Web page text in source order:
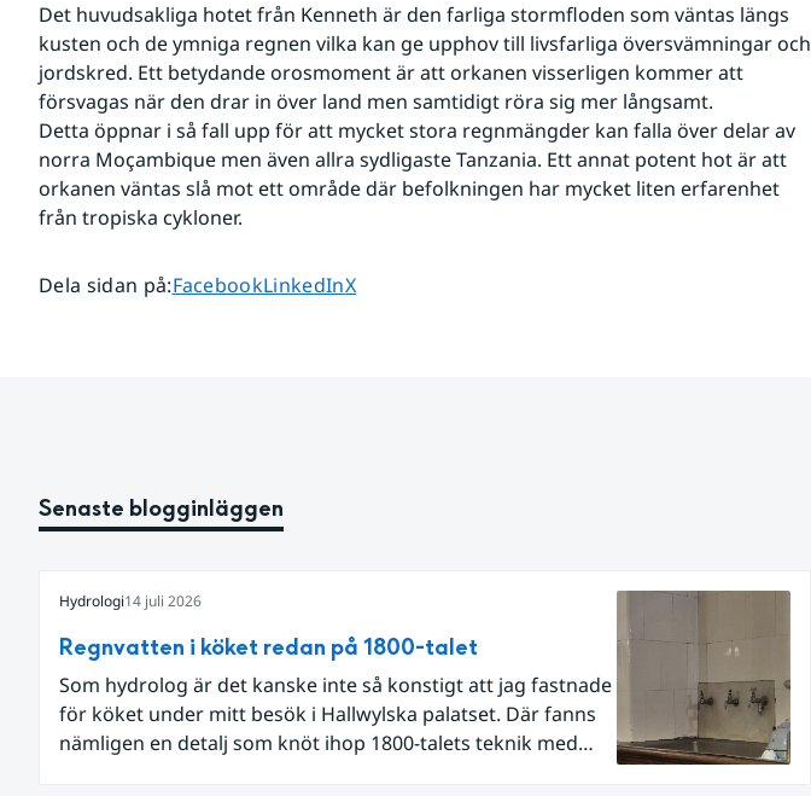
Det huvudsakliga hotet från Kenneth är den farliga stormfloden som väntas längs
kusten och de ymniga regnen vilka kan ge upphov till livsfarliga översvämningar och
jordskred. Ett betydande orosmoment är att orkanen visserligen kommer att
försvagas när den drar in över land men samtidigt röra sig mer långsamt.
Detta öppnar i så fall upp för att mycket stora regnmängder kan falla över delar av
norra Moçambique men även allra sydligaste Tanzania. Ett annat potent hot är att
orkanen väntas slå mot ett område där befolkningen har mycket liten erfarenhet
från tropiska cykloner.
Dela sidan på:Dela sidan på
FacebookDela sidan på
LinkedInDela sidan på
X
Senaste blogginläggen
Hydrologi14 juli 2026
Regnvatten i köket redan på 1800-talet
Som hydrolog är det kanske inte så konstigt att jag fastnade
för köket under mitt besök i Hallwylska palatset. Där fanns
nämligen en detalj som knöt ihop 1800-talets teknik med